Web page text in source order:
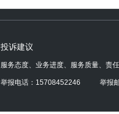
投诉建议
服务态度、业务进度、服务质量、责
举报电话：15708452246 举报邮